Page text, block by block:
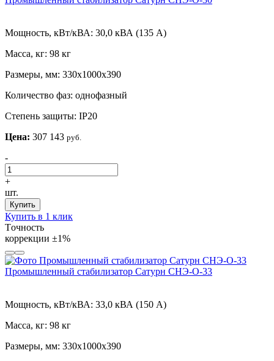
Мощность, кВт/кВА: 30,0 кВА (135 А)
Масса, кг: 98 кг
Размеры, мм: 330х1000х390
Количество фаз: однофазный
Степень защиты: IP20
Цена: 307 143 руб.
-
+
шт.
Купить
Купить в 1 клик
Tочность
коррекции ±1%
Промышленный стабилизатор Сатурн СНЭ-О-33
Мощность, кВт/кВА: 33,0 кВА (150 А)
Масса, кг: 98 кг
Размеры, мм: 330х1000х390